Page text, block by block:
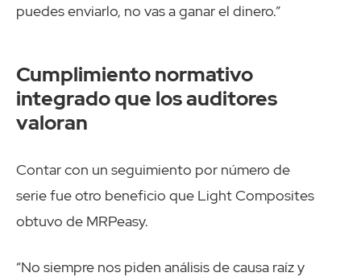
puedes enviarlo, no vas a ganar el dinero.”
Cumplimiento normativo
integrado que los auditores
valoran
Contar con un seguimiento por número de
serie fue otro beneficio que Light Composites
obtuvo de MRPeasy.
“No siempre nos piden análisis de causa raíz y